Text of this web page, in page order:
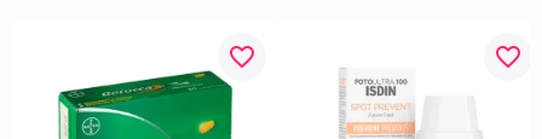
favorite_border favorite_border